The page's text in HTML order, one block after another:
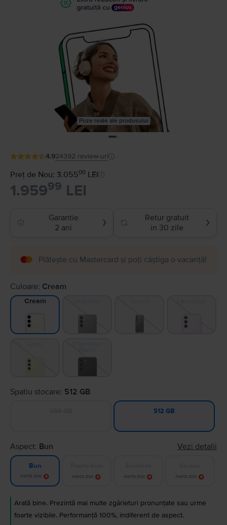
Poze reale ale produsului
4.924392 review-uri
Preț de Nou: 3.05500 LEI
1.95999 LEI
Garantie
2 ani
❯
Retur gratuit
in 30 zile
❯
Plătește cu Mastercard și poți câștiga o vacanță!
Culoare: Cream
Cream
Spatiu stocare: 512 GB
512 GB
Aspect: Bun Vezi detalii
Bun
Alertă stoc Alertă stoc Alertă stoc Alertă stoc
Arată bine. Prezintă mai multe zgârieturi pronunțate sau urme
foarte vizibile. Performanță 100%, indiferent de aspect.